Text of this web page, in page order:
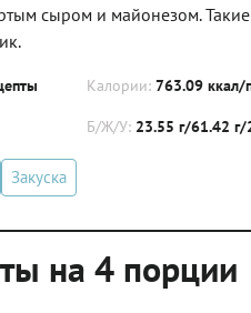
сыром и майонезом.
Калории: 763.09 ккал/
Б/Ж/У: 23.55 г/61.42 г/
Закуска
на 4 порции